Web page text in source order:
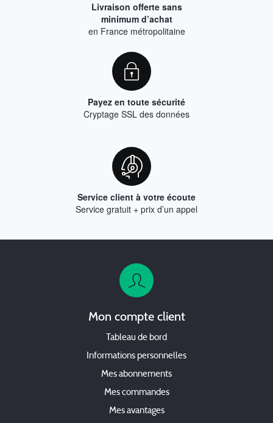
Livraison offerte sans
minimum d’achat
en France métropolitaine
Payez en toute sécurité
Cryptage SSL des données
Service client à votre écoute
Service gratuit + prix d’un appel
Mon compte client
Tableau de bord
Informations personnelles
Mes abonnements
Mes commandes
Mes avantages